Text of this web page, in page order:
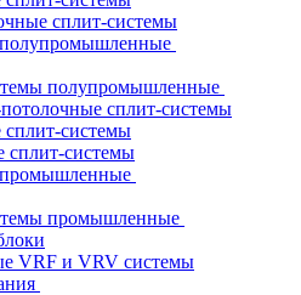
сплит-системы
полупромышленные
сплит-системы
сплит-системы
сплит-системы
промышленные
VRF и VRV системы